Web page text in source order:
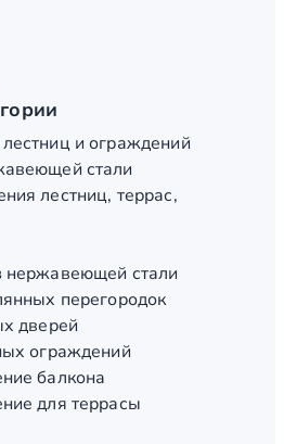
и ограждений
стали
лестниц, террас,
нержавеющей стали
перегородок
дверей
ограждений
балкона
для террасы